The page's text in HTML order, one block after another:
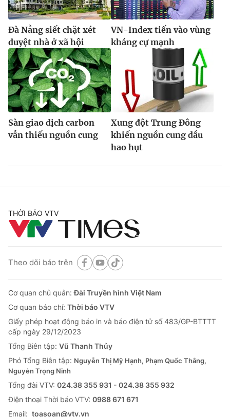
Đà Nẵng siết chặt xét
duyệt nhà ở xã hội
VN-Index tiến vào vùng
kháng cự mạnh
Sàn giao dịch carbon
vẫn thiếu nguồn cung
Xung đột Trung Đông
khiến nguồn cung dầu
hao hụt
THỜI BÁO VTV
Theo dõi báo trên
Cơ quan chủ quản:Đài Truyền hình Việt Nam
Cơ quan báo chí: Thời báo VTV
Giấy phép hoạt động báo in và báo điện tử số 483/GP-BTTTT
cấp ngày 29/12/2023
Tổng Biên tập: Vũ Thanh Thủy
Phó Tổng Biên tập: Nguyễn Thị Mỹ Hạnh, Phạm Quốc Thắng,
Nguyễn Trọng Ninh
Tổng đài VTV: 024.38 355 931 - 024.38 355 932
Ðiện thoại Thời báo VTV: 0988 671 671
Email: toasoan@vtv.vn